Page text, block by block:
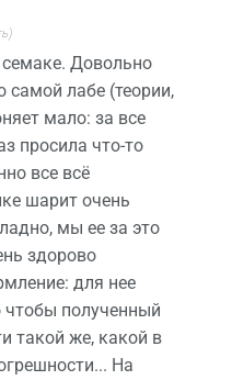
Довольно
лабе (теории,
мало: за все
просила что-то
все всё
шарит очень
мы ее за это
здорово
для нее
чтобы полученный
такой же, какой в
На